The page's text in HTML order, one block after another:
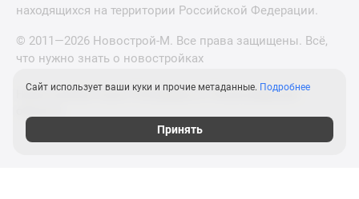
находящихся на территории Российской Федерации.
© 2011—2026 Новострой-М. Все права защищены. Всё,
что нужно знать о новостройках
Новостройки Санкт-Петербурга и Ленинградской
Сайт использует ваши куки и прочие метаданные. Подробнее
Принять